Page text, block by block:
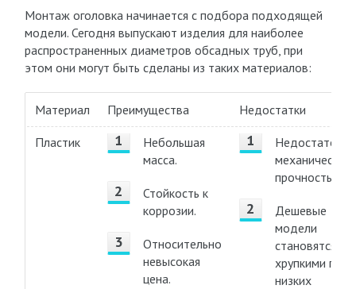
Монтаж оголовка начинается с подбора подходящей
модели. Сегодня выпускают изделия для наиболее
распространенных диаметров обсадных труб, при
этом они могут быть сделаны из таких материалов:
Материал Преимущества Недостатки
Пластик
Небольшая
масса.
Стойкость к
коррозии.
Относительно
невысокая
цена.
механическая
прочность.
Дешевые
модели
становятся
хрупкими при
низких